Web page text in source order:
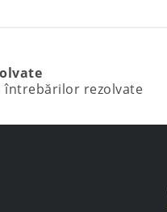
întrebărilor rezolvate